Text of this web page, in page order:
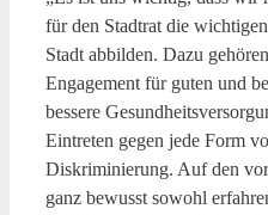
für den Stadtrat die
Stadt abbilden. Dazu
Engagement für guten und
bessere
Eintreten gegen jede Form
Diskriminierung. Auf den
ganz bewusst sowohl